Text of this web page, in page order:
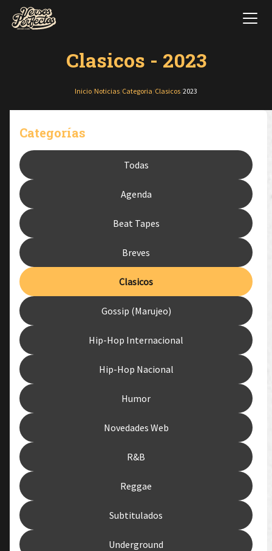
Clasicos - 2023
Inicio Noticias Categoria Clasicos 2023
Categorías
Todas
Agenda
Beat Tapes
Breves
Clasicos
Gossip (Marujeo)
Hip-Hop Internacional
Hip-Hop Nacional
Humor
Novedades Web
R&B
Reggae
Subtitulados
Underground